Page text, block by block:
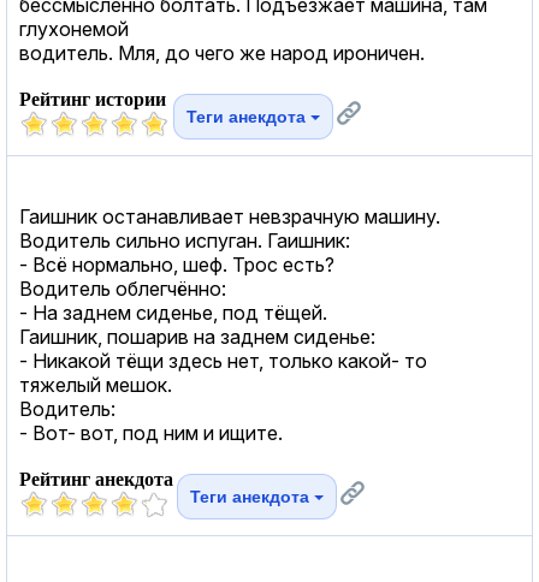
глухонемой
водитель. Мля, до чего же народ ироничен.
Рейтинг истории
Теги анекдота
Гаишник останавливает невзрачную машину.
Водитель сильно испуган. Гаишник:
- Всё нормально, шеф. Трос есть?
Водитель облегчённо:
- На заднем сиденье, под тёщей.
Гаишник, пошарив на заднем сиденье:
- Никакой тёщи здесь нет, только какой- то
тяжелый мешок.
Водитель:
- Вот- вот, под ним и ищите.
Рейтинг анекдота
Теги анекдота